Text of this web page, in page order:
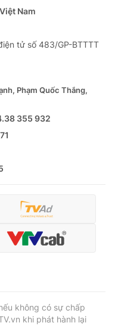
video
sản
Nam
tử số 483/GP-BTTTT
Phạm Quốc Thắng,
355 932
không có sự chấp
khi phát hành lại